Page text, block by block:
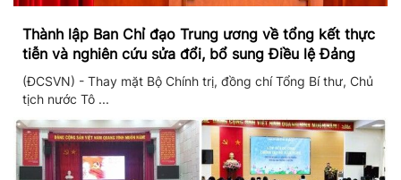
Thành lập Ban Chỉ đạo Trung ương về tổng kết thực
tiễn và nghiên cứu sửa đổi, bổ sung Điều lệ Đảng
(ĐCSVN) - Thay mặt Bộ Chính trị, đồng chí Tổng Bí thư, Chủ
tịch nước Tô ...